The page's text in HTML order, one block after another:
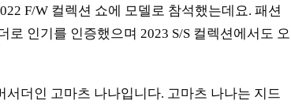
F/W 컬렉션 쇼에 모델로 참석했는데요. 패션
인기를 인증했으며 2023 S/S 컬렉션에서도 오
더인 고마츠 나나입니다. 고마츠 나나는 지드